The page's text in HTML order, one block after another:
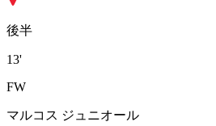
後半
13'
FW
マルコス ジュニオール